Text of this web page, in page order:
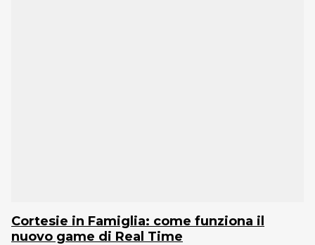
Cortesie in Famiglia: come funziona il
nuovo game di Real Time